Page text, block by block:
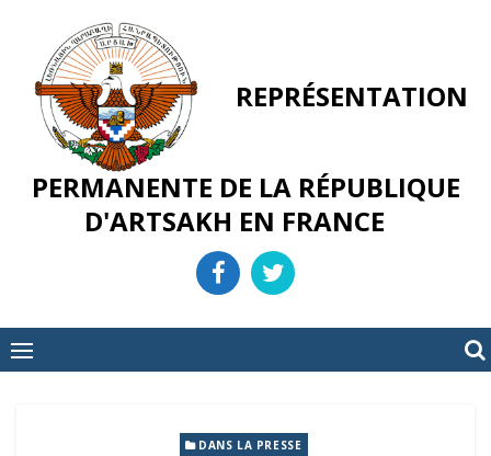
content
REPRÉSENTATION
PERMANENTE DE LA RÉPUBLIQUE
D'ARTSAKH EN FRANCE
DANS LA PRESSE